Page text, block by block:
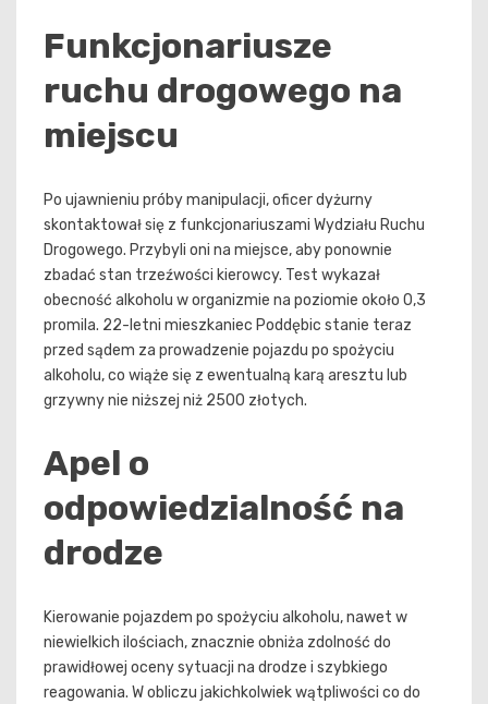
Funkcjonariusze
ruchu drogowego na
miejscu
Po ujawnieniu próby manipulacji, oficer dyżurny
skontaktował się z funkcjonariuszami Wydziału Ruchu
Drogowego. Przybyli oni na miejsce, aby ponownie
zbadać stan trzeźwości kierowcy. Test wykazał
obecność alkoholu w organizmie na poziomie około 0,3
promila. 22-letni mieszkaniec Poddębic stanie teraz
przed sądem za prowadzenie pojazdu po spożyciu
alkoholu, co wiąże się z ewentualną karą aresztu lub
grzywny nie niższej niż 2500 złotych.
Apel o
odpowiedzialność na
drodze
Kierowanie pojazdem po spożyciu alkoholu, nawet w
niewielkich ilościach, znacznie obniża zdolność do
prawidłowej oceny sytuacji na drodze i szybkiego
reagowania. W obliczu jakichkolwiek wątpliwości co do